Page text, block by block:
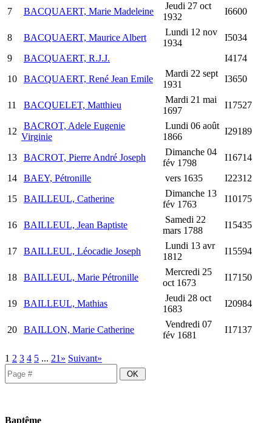
7 BACQUAERT, Marie Madeleine
Jeudi 27 oct
1932
I6600
8 BACQUAERT, Maurice Albert
Lundi 12 nov
1934
I5034
9
BACQUAERT, R.J.J.
I4174
10
BACQUAERT, René Jean Emile
Mardi 22 sept
1931
I3650
11 BACQUELET, Matthieu
Mardi 21 mai
1697
I17527
12
BACROT, Adele Eugenie
Virginie
Lundi 06 août
1866
I29189
13 BACROT, Pierre André Joseph
Dimanche 04
fév 1798
I16714
14
BAEY, Pétronille vers 1635
I22312
15
BAILLEUL, Catherine
Dimanche 13
fév 1763
I10175
16 BAILLEUL, Jean Baptiste
Samedi 22
mars 1788
I15435
17 BAILLEUL, Léocadie Joseph
Lundi 13 avr
1812
I15594
18 BAILLEUL, Marie Pétronille
Mercredi 25
oct 1673
I17150
19 BAILLEUL, Mathias
Jeudi 28 oct
1683
I20984
20 BAILLON, Marie Catherine
Vendredi 07
fév 1681
I17137
1 2 3 4 5 ... 21» Suivant»
Baptême